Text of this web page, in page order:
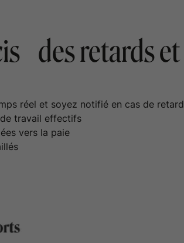
des retards et
réel et soyez notifié en cas de retard
travail effectifs
vers la paie